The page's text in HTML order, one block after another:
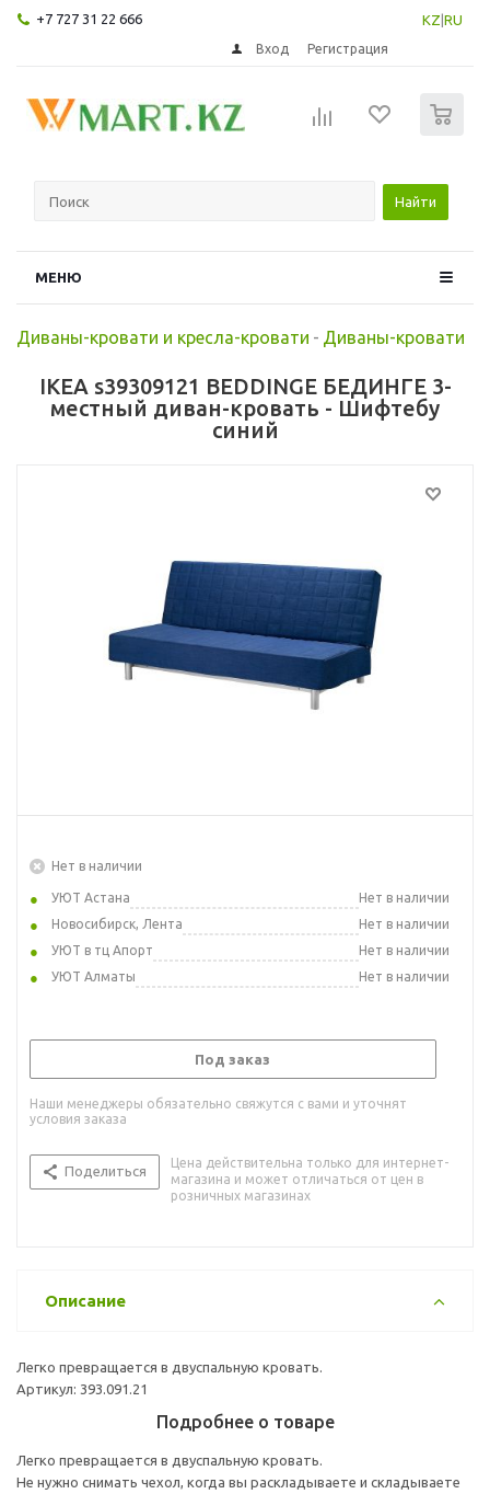
+7 727 31 22 666 KZ RU
Вход Регистрация
Найти
МЕНЮ
Диваны-кровати и кресла-кровати - Диваны-кровати
IKEA s39309121 BEDDINGE БЕДИНГЕ 3-
местный диван-кровать - Шифтебу
синий
Нет в наличии
УЮТ Астана
Нет в наличии
Новосибирск, Лента
Нет в наличии
УЮТ в тц Апорт
Нет в наличии
УЮТ Алматы
Нет в наличии
Под заказ
Наши менеджеры обязательно свяжутся с вами и уточнят
условия заказа
Поделиться
Цена действительна только для интернет-
магазина и может отличаться от цен в
розничных магазинах
Описание
Легко превращается в двуспальную кровать.
Артикул: 393.091.21
Подробнее о товаре
Легко превращается в двуспальную кровать.
Не нужно снимать чехол, когда вы раскладываете и складываете